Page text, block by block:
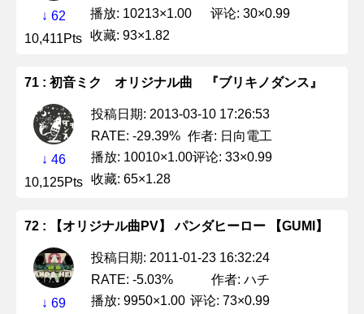
↓ 62
10,411Pts
播放: 10213×1.00
评论: 30×0.99
收藏: 93×1.82
71 : 初音ミク オリジナル曲 『ブリキノダンス』
↓ 46
10,125Pts
投稿日期: 2013-03-10 17:26:53
RATE: -29.39% 作者: 日向電工
播放: 10010×1.00评论: 33×0.99
收藏: 65×1.28
72 : 【オリジナル曲PV】 パンダヒーロー 【GUMI】
↓ 69
投稿日期: 2011-01-23 16:32:24
RATE: -5.03%
作者: ハチ
播放: 9950×1.00 评论: 73×0.99